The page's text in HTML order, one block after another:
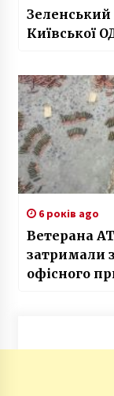
Київської
6 років ago
Ветерана
затримали
офісного